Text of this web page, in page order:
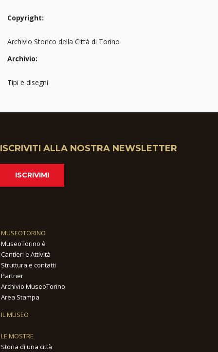
Copyright:
Archivio Storico della Città di Torino
Archivio:
Tipi e disegni
ISCRIVITI ALLA NOSTRA NEWSLETTER
ISCRIVIMI
MUSEOTORINO
MuseoTorino è
Cantieri e Attività
Struttura e contatti
Partner
Archivio MuseoTorino
Area Stampa
IL MUSEO
LE MOSTRE
Storia di una città